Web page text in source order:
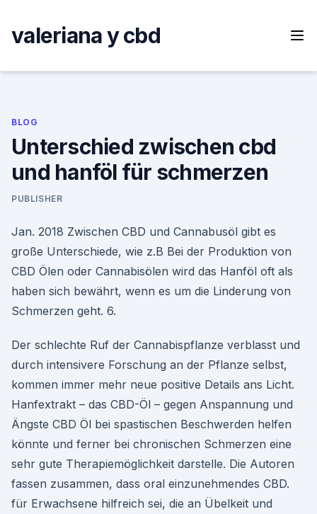
content
valeriana y cbd
BLOG
Unterschied zwischen cbd
und hanföl für schmerzen
PUBLISHER
Jan. 2018 Zwischen CBD und Cannabusöl gibt es
große Unterschiede, wie z.B Bei der Produktion von
CBD Ölen oder Cannabisölen wird das Hanföl oft als
haben sich bewährt, wenn es um die Linderung von
Schmerzen geht. 6.
Der schlechte Ruf der Cannabispflanze verblasst und
durch intensivere Forschung an der Pflanze selbst,
kommen immer mehr neue positive Details ans Licht.
Hanfextrakt – das CBD-Öl – gegen Anspannung und
Ängste CBD Öl bei spastischen Beschwerden helfen
könnte und ferner bei chronischen Schmerzen eine
sehr gute Therapiemöglichkeit darstelle. Die Autoren
fassen zusammen, dass oral einzunehmendes CBD.
für Erwachsene hilfreich sei, die an Übelkeit und